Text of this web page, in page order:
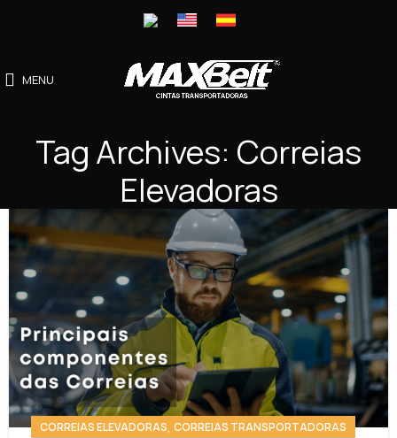
MENU
Tag Archives: Correias
Elevadoras
CORREIAS ELEVADORAS, CORREIAS TRANSPORTADORAS